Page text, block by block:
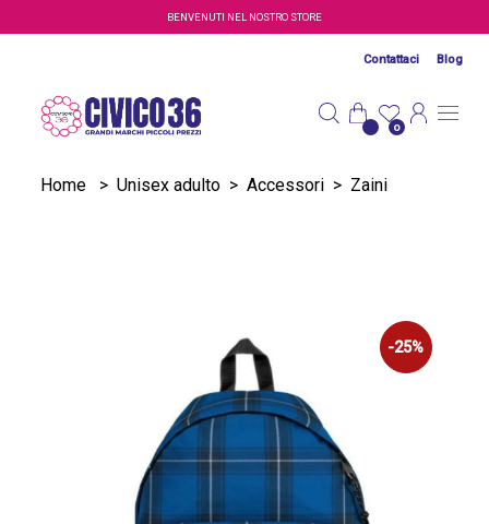
Salta al contenuto principaleBENVENUTI NEL NOSTRO STORE
Contattaci Blog
0
Home > Unisex adulto > Accessori > Zaini
-25%